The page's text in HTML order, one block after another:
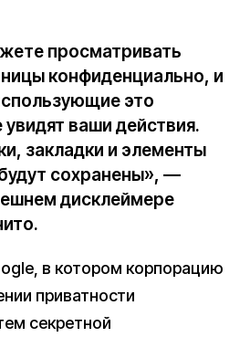
просматривать
конфиденциально, и
это
ваши действия.
закладки и элементы
сохранены», —
дисклеймере
в котором корпорацию
приватности
секретной